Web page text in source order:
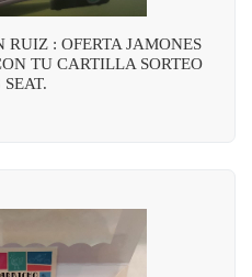
: OFERTA JAMONES
TU CARTILLA SORTEO